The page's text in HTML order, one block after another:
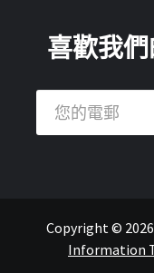
重點新聞
喜歡我們
Copyright ©
Information